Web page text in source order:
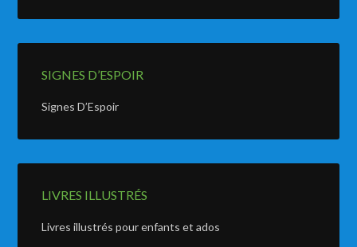
SIGNES D’ESPOIR
Signes D’Espoir
LIVRES ILLUSTRÉS
Livres illustrés pour enfants et ados